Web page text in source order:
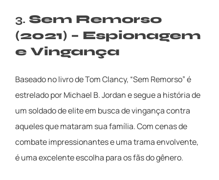
3. Sem Remorso
(2021) – Espionagem
e Vingança
Baseado no livro de Tom Clancy, “Sem Remorso” é
estrelado por Michael B. Jordan e segue a história de
um soldado de elite em busca de vingança contra
aqueles que mataram sua família. Com cenas de
combate impressionantes e uma trama envolvente,
é uma excelente escolha para os fãs do gênero.